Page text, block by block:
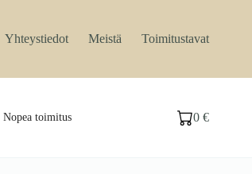
Yhteystiedot Meistä Toimitustavat
Nopea toimitus Ostoskori
0€